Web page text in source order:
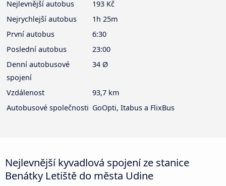
Nejlevnější autobus
193 Kč
Nejrychlejší autobus
1h 25m
První autobus
6:30
Poslední autobus
23:00
Denní autobusové
spojení
34 Ø
Vzdálenost
93,7 km
Autobusové společnosti GoOpti, Itabus a FlixBus
Nejlevnější kyvadlová spojení ze stanice
Benátky Letiště do města Udine